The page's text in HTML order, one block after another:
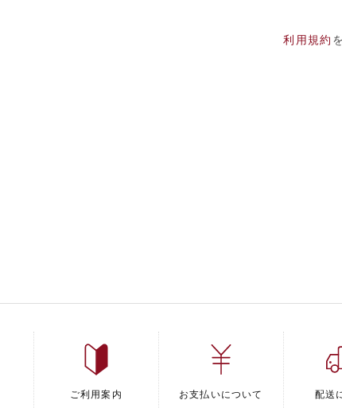
利用規約
ご利用案内 お支払いについて 配送